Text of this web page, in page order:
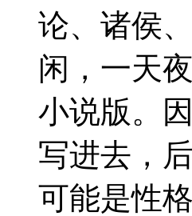
论、诸侯
闲，一天
小说版。
写进去，
可能是性